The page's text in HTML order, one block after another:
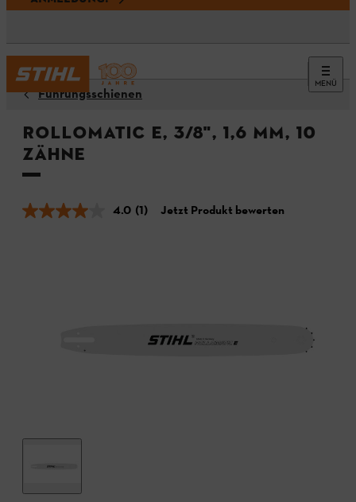
MENÜ
Führungsschienen
Rollomatic E, 3/8", 1,6 mm, 10
Zähne
4.0 (1) Jetzt Produkt bewerten